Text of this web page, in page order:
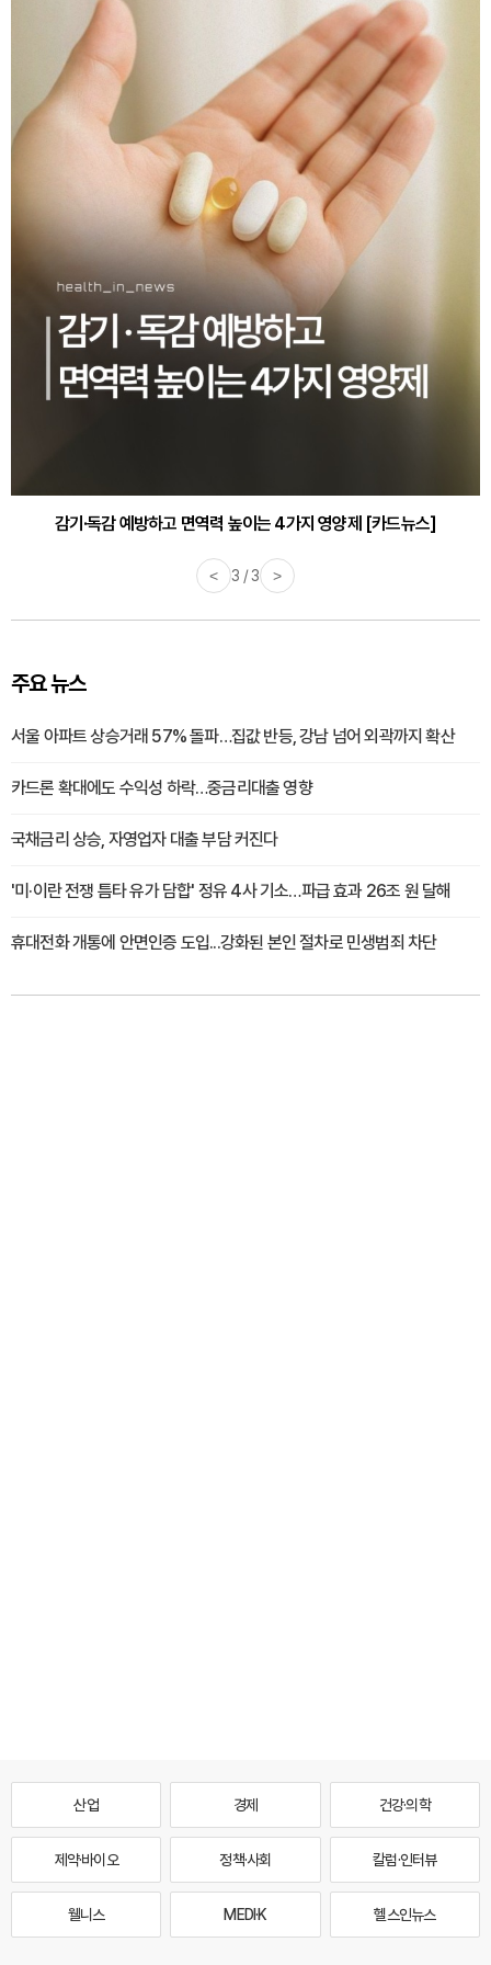
감기·독감 예방하고 면역력 높이는 4가지 영양제 [카드뉴스]
< 3 / 3 >
주요 뉴스
서울 아파트 상승거래 57% 돌파…집값 반등, 강남 넘어 외곽까지 확산
카드론 확대에도 수익성 하락…중금리대출 영향
국채금리 상승, 자영업자 대출 부담 커진다
'미·이란 전쟁 틈타 유가 담합' 정유 4사 기소…파급 효과 26조 원 달해
휴대전화 개통에 안면인증 도입...강화된 본인 절차로 민생범죄 차단
산업 경제 건강·의학
제약·바이오 정책·사회 칼럼·인터뷰
웰니스 MEDI·K 헬스인뉴스